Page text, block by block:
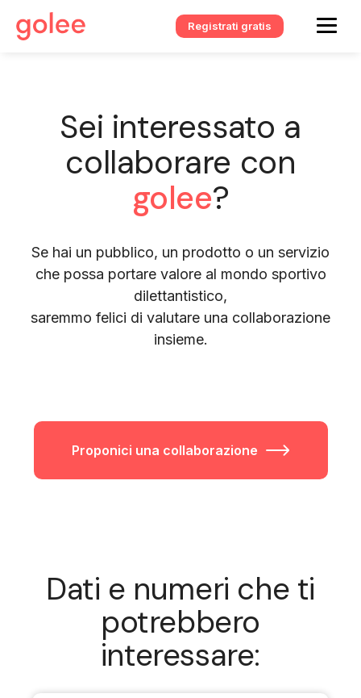
Registrati gratis
Sei interessato a
collaborare con
golee?
Se hai un pubblico, un prodotto o un servizio
che possa portare valore al mondo sportivo
dilettantistico,
saremmo felici di valutare una collaborazione
insieme.
Proponici una collaborazione
Dati e numeri che ti
potrebbero
interessare: